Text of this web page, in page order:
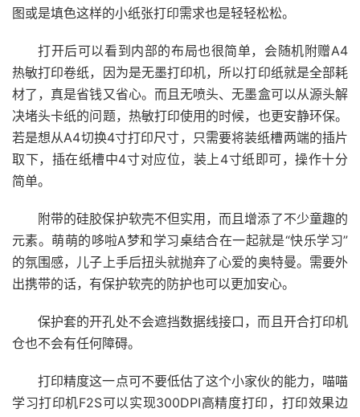
图或是填色这样的小纸张打印需求也是轻轻松松。
打开后可以看到内部的布局也很简单，会随机附赠A4
热敏打印卷纸，因为是无墨打印机，所以打印纸就是全部耗
材了，真是省钱又省心。而且无喷头、无墨盒可以从源头解
决堵头卡纸的问题，热敏打印使用的时候，也更安静环保。
若是想从A4切换4寸打印尺寸，只需要将装纸槽两端的插片
取下，插在纸槽中4寸对应位，装上4寸纸即可，操作十分
简单。
附带的硅胶保护软壳不但实用，而且增添了不少童趣的
元素。萌萌的哆啦A梦和学习桌结合在一起就是“快乐学习”
的氛围感，儿子上手后扭头就抛弃了心爱的奥特曼。需要外
出携带的话，有保护软壳的防护也可以更加安心。
保护套的开孔处不会遮挡数据线接口，而且开合打印机
仓也不会有任何障碍。
打印精度这一点可不要低估了这个小家伙的能力，喵喵
学习打印机F2S可以实现300DPI高精度打印，打印效果边